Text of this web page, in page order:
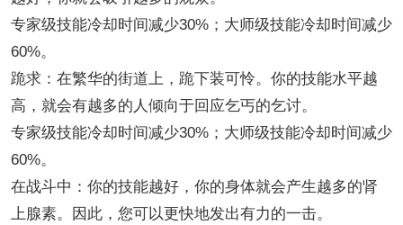
专家级技能冷却时间减少30%；大师级技能冷却时间减少
60%。
跪求：在繁华的街道上，跪下装可怜。你的技能水平越
高，就会有越多的人倾向于回应乞丐的乞讨。
专家级技能冷却时间减少30%；大师级技能冷却时间减少
60%。
在战斗中：你的技能越好，你的身体就会产生越多的肾
上腺素。因此，您可以更快地发出有力的一击。